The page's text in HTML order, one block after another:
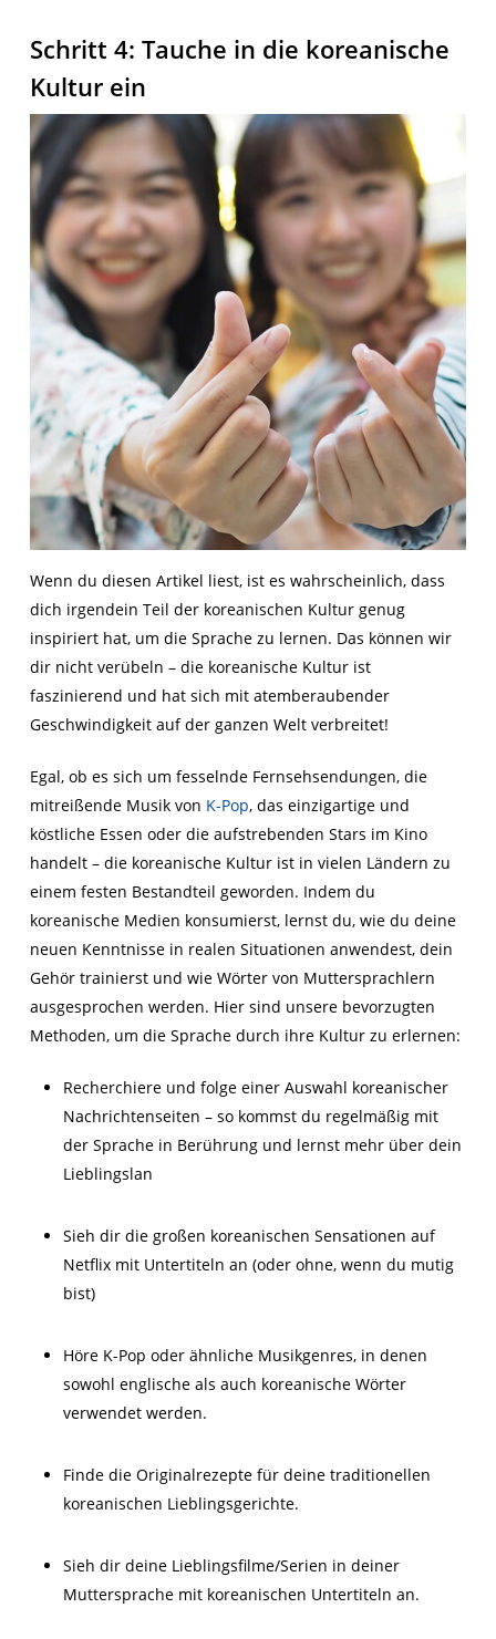
Schritt 4: Tauche in die koreanische
Kultur ein
Wenn du diesen Artikel liest, ist es wahrscheinlich, dass
dich irgendein Teil der koreanischen Kultur genug
inspiriert hat, um die Sprache zu lernen. Das können wir
dir nicht verübeln – die koreanische Kultur ist
faszinierend und hat sich mit atemberaubender
Geschwindigkeit auf der ganzen Welt verbreitet!
Egal, ob es sich um fesselnde Fernsehsendungen, die
mitreißende Musik von K-Pop, das einzigartige und
köstliche Essen oder die aufstrebenden Stars im Kino
handelt – die koreanische Kultur ist in vielen Ländern zu
einem festen Bestandteil geworden. Indem du
koreanische Medien konsumierst, lernst du, wie du deine
neuen Kenntnissein realen Situationen anwendest, dein
Gehör trainierst und wie Wörter von Muttersprachlern
ausgesprochen werden. Hier sind unsere bevorzugten
Methoden, um die Sprache durch ihre Kultur zu erlernen:
Recherchiere und folge einer Auswahl koreanischer
Nachrichtenseiten – so kommst du regelmäßig mit
der Sprache in Berührung und lernst mehr über dein
Lieblingslan
Sieh dir die großen koreanischen Sensationen auf
Netflix mit Untertiteln an (oder ohne, wenn du mutig
bist)
Höre K-Pop oder ähnliche Musikgenres, in denen
sowohl englische als auch koreanische Wörter
verwendet werden.
Finde die Originalrezepte für deine traditionellen
koreanischen Lieblingsgerichte.
Sieh dir deine Lieblingsfilme/Serien in deiner
Muttersprache mit koreanischen Untertiteln an.